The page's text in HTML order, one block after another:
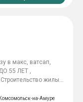
в макс, ватсап,
55 ЛЕТ ,
на-Амуре